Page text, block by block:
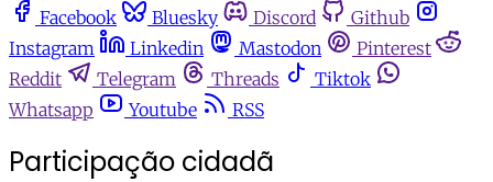
Facebook
Bluesky Discord
Github
Instagram
Linkedin Mastodon
Pinterest
Reddit
Telegram Threads
Tiktok
Whatsapp
Youtube RSS
Participação cidadã